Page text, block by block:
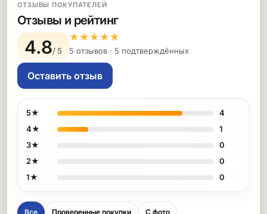
ОТЗЫВЫ ПОКУПАТЕЛЕЙ
Отзывы и рейтинг
4.8/ 5
★ ★ ★ ★ ★
5 отзывов · 5 подтверждённых
Оставить отзыв
5★
4
4★
1
3★
0
2★
0
1★
0
Все Проверенные покупки С фото